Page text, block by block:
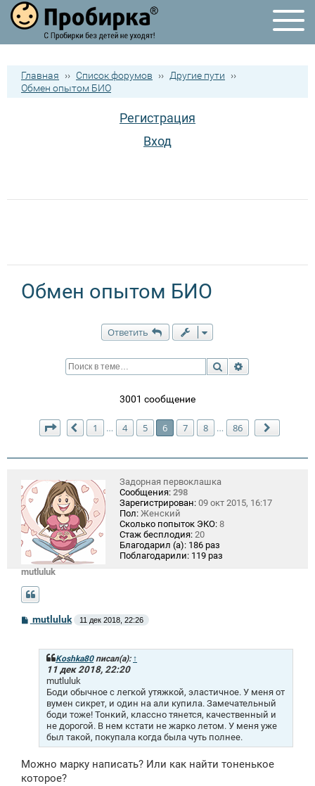
Главная ›› Список форумов ›› Другие пути
››
Обмен опытом БИО
Регистрация
Вход
Обмен опытом БИО
Ответить
Поиск
3001 сообщение
Страница 6из 86
Пред.
1 … 4 5 6 7 8 … 86
mutluluk
Задорная первоклашка
Сообщения: 298
Зарегистрирован: 09 окт 2015, 16:17
Пол: Женский
Сколько попыток ЭКО: 8
Стаж бесплодия: 20
Благодарил (а): 186 раз
Поблагодарили: 119 раз
Сmutluluk 11 дек 2018, 22:26
Koshka80писал(а): ↑
11 дек 2018, 22:20
mutluluk
Боди обычное с легкой утяжкой, эластичное. У меня от
вумен сикрет, и один на али купила. Замечательный
боди тоже! Тонкий, классно тянется, качественный и
не дорогой. В нем кстати не жарко летом. У меня уже
был такой, покупала когда была чуть полнее.
Можно марку написать? Или как найти тоненькое
которое?